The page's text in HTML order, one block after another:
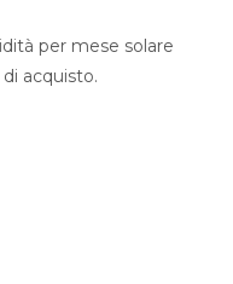
per mese solare
acquisto.